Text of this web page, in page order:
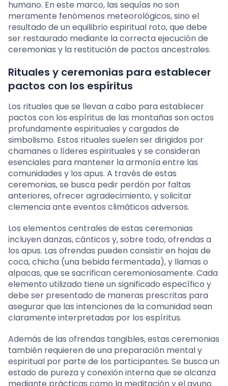
humano. En este marco, las sequías no son
meramente fenómenos meteorológicos, sino el
resultado de un equilibrio espiritual roto, que debe
ser restaurado mediante la correcta ejecución de
ceremonias y la restitución de pactos ancestrales.
Rituales y ceremonias para establecer
pactos con los espíritus
Los rituales que se llevan a cabo para establecer
pactos con los espíritus de las montañas son actos
profundamente espirituales y cargados de
simbolismo. Estos rituales suelen ser dirigidos por
chamanes o líderes espirituales y se consideran
esenciales para mantener la armonía entre las
comunidades y los apus. A través de estas
ceremonias, se busca pedir perdón por faltas
anteriores, ofrecer agradecimiento, y solicitar
clemencia ante eventos climáticos adversos.
Los elementos centrales de estas ceremonias
incluyen danzas, cánticos y, sobre todo, ofrendas a
los apus. Las ofrendas pueden consistir en hojas de
coca, chicha (una bebida fermentada), y llamas o
alpacas, que se sacrifican ceremoniosamente. Cada
elemento utilizado tiene un significado específico y
debe ser presentado de maneras prescritas para
asegurar que las intenciones de la comunidad sean
claramente interpretadas por los espíritus.
Además de las ofrendas tangibles, estas ceremonias
también requieren de una preparación mental y
espiritual por parte de los participantes. Se busca un
estado de pureza y conexión interna que se alcanza
mediante prácticas como la meditación y el ayuno